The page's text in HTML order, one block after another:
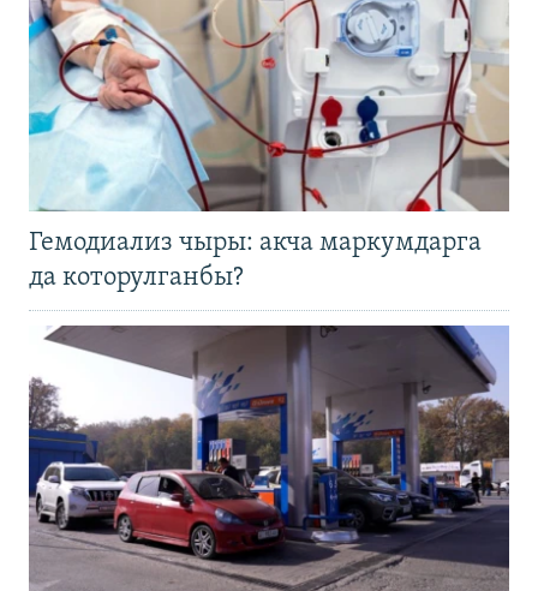
Гемодиализ чыры: акча маркумдарга
да которулганбы?